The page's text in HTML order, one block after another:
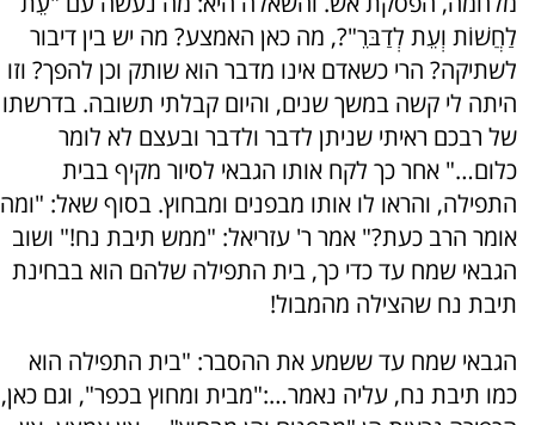
לַחֲשׁוֹת וְעֵת לְדַבּרֵ"?, מה כאן האמצע? מה יש בין דיבור
לשתיקה? הרי כשאדם אינו מדבר הוא שותק וכן להפך? וזו
היתה לי קשה במשך שנים, והיום קבלתי תשובה. בדרשתו
של רבכם ראיתי שניתן לדבר ולדבר ובעצם לא לומר
כלום…" אחר כך לקח אותו הגבאי לסיור מקיף בבית
התפילה, והראו לו אותו מבפנים ומבחוץ. בסוף שאל: "ומה
אומר הרב כעת?" אמר ר' עזריאל: "ממש תיבת נח!" ושוב
הגבאי שמח עד כדי כך, בית התפילה שלהם הוא בבחינת
תיבת נח שהצילה מהמבול!
הגבאי שמח עד ששמע את ההסבר: "בית התפילה הוא
כמו תיבת נח, עליה נאמר…:"מבית ומחוץ בכפר", וגם כאן,